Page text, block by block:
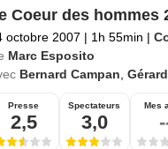
Coeur des hommes
octobre 2007 | 1h 55min |
Marc Esposito
Bernard Campan
Presse
2,5
Spectateurs
3,0
Mes